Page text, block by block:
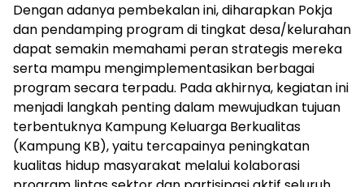
‎Dengan adanya pembekalan ini, diharapkan Pokja
dan pendamping program di tingkat desa/kelurahan
dapat semakin memahami peran strategis mereka
serta mampu mengimplementasikan berbagai
program secara terpadu. Pada akhirnya, kegiatan ini
menjadi langkah penting dalam mewujudkan tujuan
terbentuknya Kampung Keluarga Berkualitas
(Kampung KB), yaitu tercapainya peningkatan
kualitas hidup masyarakat melalui kolaborasi